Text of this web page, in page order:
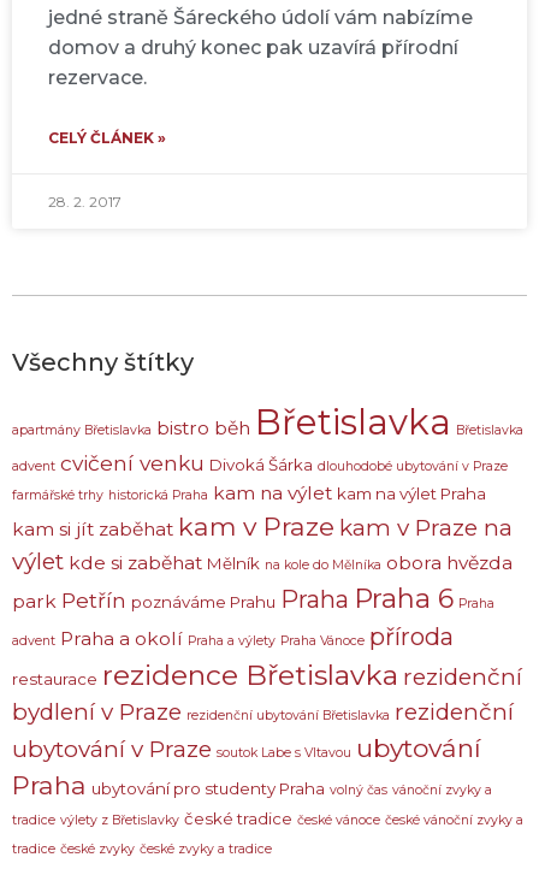
jedné straně Šáreckého údolí vám nabízíme
domov a druhý konec pak uzavírá přírodní
rezervace.
CELÝ ČLÁNEK »
28. 2. 2017
Všechny štítky
apartmány Břetislavka bistro běh Břetislavka Břetislavka
advent cvičení venku Divoká Šárka dlouhodobé ubytování v Praze
farmářské trhy historická Praha kam na výlet kam na výlet Praha
kam si jít zaběhat kam v Praze kam v Praze na
výlet kde si zaběhat Mělník na kole do Mělníka obora hvězda
park Petřín poznáváme Prahu Praha Praha 6 Praha
advent Praha a okolí Praha a výlety Praha Vánoce příroda
restaurace rezidence Břetislavka rezidenční
bydlení v Praze rezidenční ubytování Břetislavka rezidenční
ubytování v Praze soutok Labe s Vltavou ubytování
Praha ubytování pro studenty Praha volný čas vánoční zvyky a
tradice výlety z Břetislavky české tradice české vánoce české vánoční zvyky a
tradice české zvyky české zvyky a tradice